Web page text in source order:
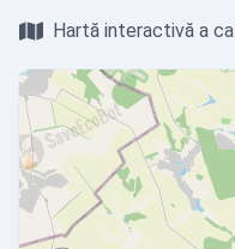
Hartă interactivă a